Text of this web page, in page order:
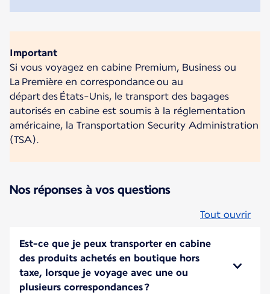
Important
Si vous voyagez en cabine Premium, Business ou
La Première en correspondance ou au
départ des États-Unis, le transport des bagages
autorisés en cabine est soumis à la réglementation
américaine, la Transportation Security Administration
(TSA).
Nos réponses à vos questions
Tout ouvrir
Est-ce que je peux transporter en cabine
des produits achetés en boutique hors
taxe, lorsque je voyage avec une ou
plusieurs correspondances ?